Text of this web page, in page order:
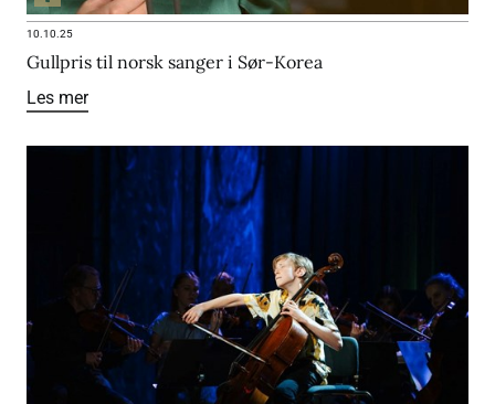
10.10.25
Gullpris til norsk sanger i Sør-Korea
Les mer